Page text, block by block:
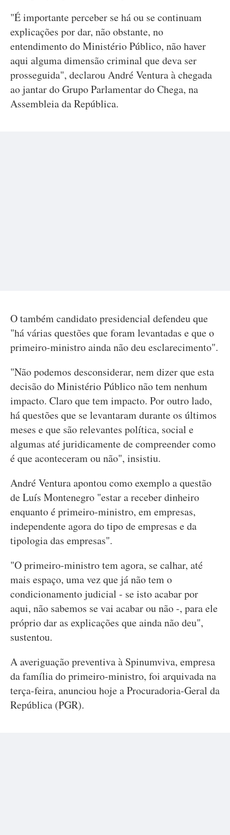
"É importante perceber se há ou se continuam
explicações por dar, não obstante, no
entendimento do Ministério Público, não haver
aqui alguma dimensão criminal que deva ser
prosseguida", declarou André Ventura à chegada
ao jantar do Grupo Parlamentar do Chega, na
Assembleia da República.
O também candidato presidencial defendeu que
"há várias questões que foram levantadas e que o
primeiro-ministro ainda não deu esclarecimento".
"Não podemos desconsiderar, nem dizer que esta
decisão do Ministério Público não tem nenhum
impacto. Claro que tem impacto. Por outro lado,
há questões que se levantaram durante os últimos
meses e que são relevantes política, social e
algumas até juridicamente de compreender como
é que aconteceram ou não", insistiu.
André Ventura apontou como exemplo a questão
de Luís Montenegro "estar a receber dinheiro
enquanto é primeiro-ministro, em empresas,
independente agora do tipo de empresas e da
tipologia das empresas".
"O primeiro-ministro tem agora, se calhar, até
mais espaço, uma vez que já não tem o
condicionamento judicial - se isto acabar por
aqui, não sabemos se vai acabar ou não -, para ele
próprio dar as explicações que ainda não deu",
sustentou.
A averiguação preventiva à Spinumviva, empresa
da família do primeiro-ministro, foi arquivada na
terça-feira, anunciou hoje a Procuradoria-Geral da
República (PGR).